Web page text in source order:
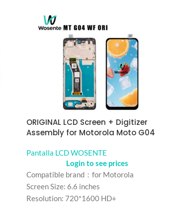
ORIGINAL LCD Screen + Digitizer
Assembly for Motorola Moto G04
Pantalla LCD WOSENTE
Login to see prices
Compatible brand：for Motorola
Screen Size: 6.6 inches
Resolution: 720*1600 HD+